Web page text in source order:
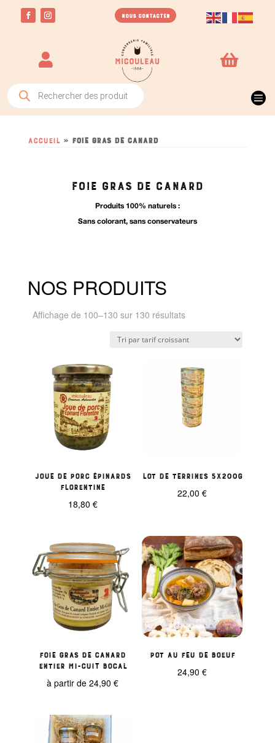
NOUS CONTACTER
 
Recherche
de
produits

Accueil » foie gras de canard
FOIE GRAS DE CANARD
Produits 100% naturels :
Sans colorant, sans conservateurs
NOS PRODUITS
Affichage de 100–130 sur 130 résultatsTrié
prix
JOUE DE PORC épinards
florentine
18,80 €
Lot de Terrines 5x200g
22,00€
Foie gras de Canard
entier mi-cuit bocal
à partir de24,90€
Pot au feu de boeuf
24,90€